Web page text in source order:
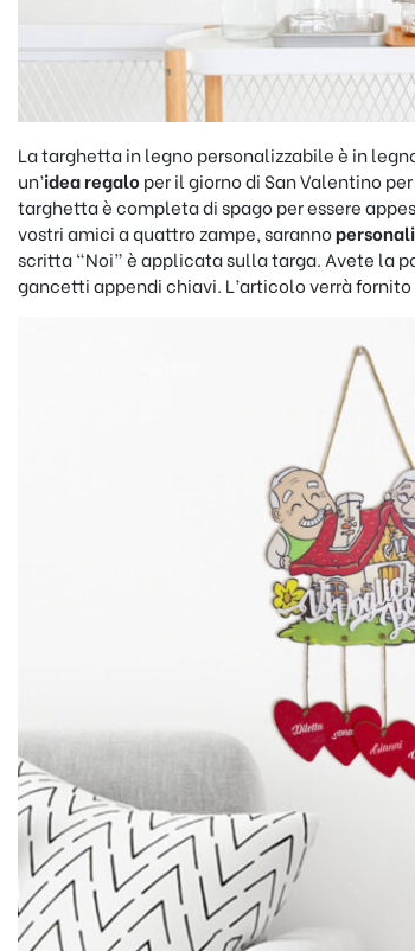
La targhetta in legno personalizzabile è in
un’idea regaloper il giorno di San Valentino
targhetta è completa di spago per essere
vostri amici a quattro zampe, saranno
scritta “Noi” è applicata sulla targa. Avete la
gancetti appendi chiavi. L’articolo verrà fornito